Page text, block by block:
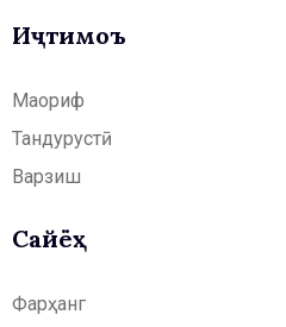
Иҷтимоъ
Маориф
Тандурустӣ
Варзиш
Сайёҳӣ
Фарҳанг